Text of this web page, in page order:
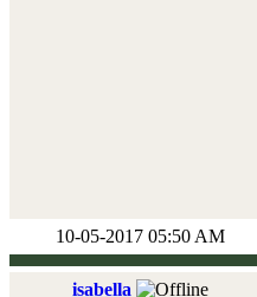
10-05-2017 05:50 AM
isabella